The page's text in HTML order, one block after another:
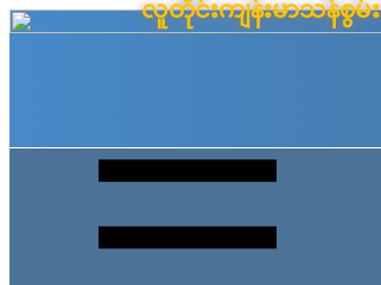
Skip
လူတိုင်းကျန်းမာသန်စွ